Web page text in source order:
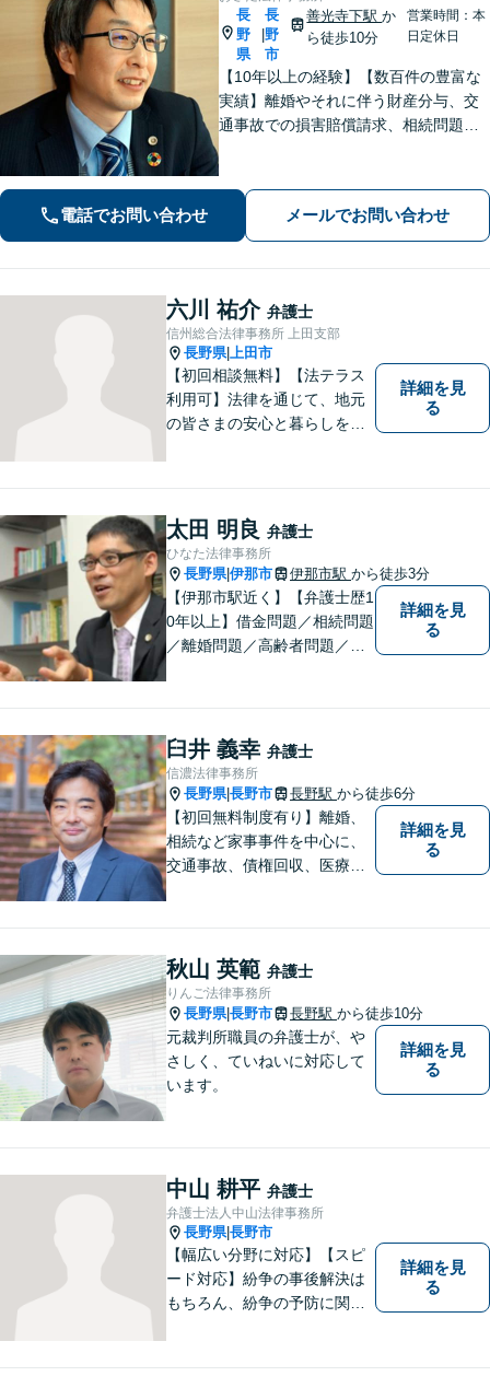
長
野
県
長
野
市
善光寺下駅か
ら徒歩10分
営業時間：本
日定休日
【10年以上の経験】【数百件の豊富な
実績】離婚やそれに伴う財産分与、交
通事故での損害賠償請求、相続問題な
戸建て事務所です。【休日・夜間相談
電話でお問い合わせ メールでお問い合わせ
六川 祐介 弁護士
信州総合法律事務所 上田支部
長野県| 上田市
【初回相談無料】【法テラス
利用可】法律を通じて、地元
の皆さまの安心と暮らしを全
なたのお悩みをお聞かせくだ
さい。どのようなご相談でも
真摯に向き合い、解決まで全
力で伴走します。【地域密着
型の法律事務所】
詳細を見
る
太田 明良 弁護士
ひなた法律事務所
長野県|伊那市 伊那市駅 から徒歩3分
【伊那市駅近く】【弁護士歴1
0年以上】借金問題／相続問題
／離婚問題／高齢者問題／相
根ざした弁護士】もし何かお
困りな事がございましたらお
気軽にご相談ください。
詳細を見
る
臼井 義幸 弁護士
信濃法律事務所
長野県|長野市 長野駅 から徒歩6分
【初回無料制度有り】離婚、
相続など家事事件を中心に、
交通事故、債権回収、医療過
詳細を見
る
秋山 英範 弁護士
りんご法律事務所
長野県|長野市 長野駅 から徒歩10分
元裁判所職員の弁護士が、や
さしく、ていねいに対応して
います。
詳細を見
る
中山 耕平 弁護士
弁護士法人中山法律事務所
長野県|長野市
【幅広い分野に対応】【スピ
ード対応】紛争の事後解決は
もちろん、紛争の予防に関す
ら弁護士へ事前に法律相談を
詳細を見
る